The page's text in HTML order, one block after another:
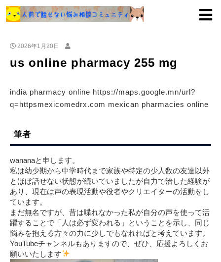
2026年1月20日
us online pharmacy 255 mg
india pharmacy online https://maps.google.mn/url?
q=httpsmexicomedrx.com mexican pharmacies online
筆者
wananaと申します。
私は幼少期から中学時代まで家族や特定の少人数の友達以外
とほぼ話せない状態が続いていましたが自力で治した経験が
あり、現在は声の表現活動や役者やクリエイターの活動をし
ています。
まだ無名ですが、昔は喋れなかった私が自分の声を使って活
躍することで「人は必ず変われる」ということを示し、同じ
悩みを抱える方々の力に少しでもなれればと考えています。
YouTubeチャンネルもありますので、ぜひ、応援よろしくお
願いいたします